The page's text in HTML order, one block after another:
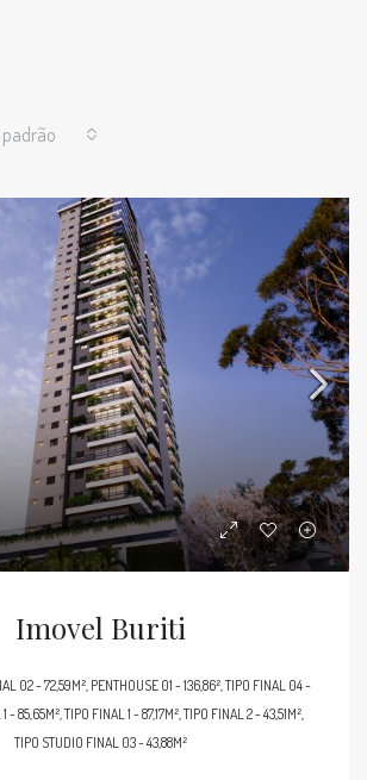
Imovel Buriti
02 - 72,59M², PENTHOUSE 01 - 136,86², TIPO FINAL 04 -
- 85,65M², TIPO FINAL 1 - 87,17M², TIPO FINAL 2 - 43,51M²,
TIPO STUDIO FINAL 03 - 43,88M²